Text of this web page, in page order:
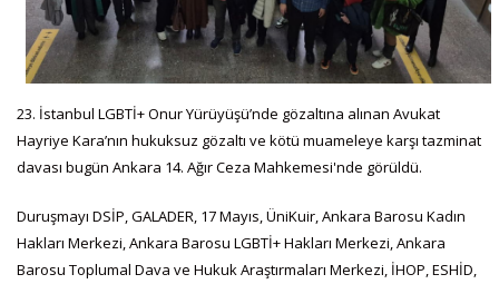
23. İstanbul LGBTİ+ Onur Yürüyüşü’nde gözaltına alınan Avukat
Hayriye Kara’nın hukuksuz gözaltı ve kötü muameleye karşı tazminat
davası bugün Ankara 14. Ağır Ceza Mahkemesi'nde görüldü.
Duruşmayı DSİP, GALADER, 17 Mayıs, ÜniKuir, Ankara Barosu Kadın
Hakları Merkezi, Ankara Barosu LGBTİ+ Hakları Merkezi, Ankara
Barosu Toplumal Dava ve Hukuk Araştırmaları Merkezi, İHOP, ESHİD,